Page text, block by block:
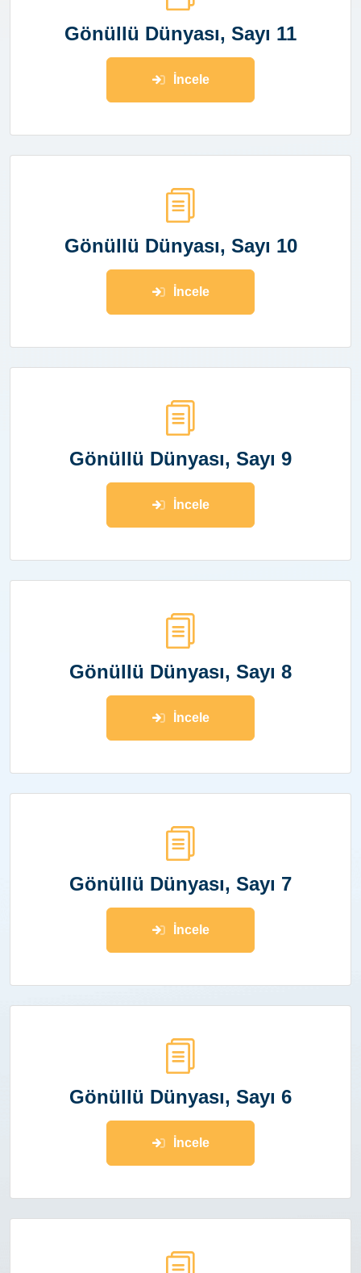
Gönüllü Dünyası, Sayı 11
İncele
Gönüllü Dünyası, Sayı 10
İncele
Gönüllü Dünyası, Sayı 9
İncele
Gönüllü Dünyası, Sayı 8
İncele
Gönüllü Dünyası, Sayı 7
İncele
Gönüllü Dünyası, Sayı 6
İncele